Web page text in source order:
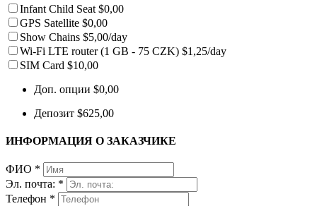
Infant Child Seat $0,00
GPS Satellite $0,00
Show Chains $5,00/day
Wi-Fi LTE router (1 GB - 75 CZK) $1,25/day
SIM Card $10,00
Доп. опции $0,00
Депозит $625,00
ИНФОРМАЦИЯ О ЗАКАЗЧИКЕ
ФИО *
Эл. почта: *
Телефон *